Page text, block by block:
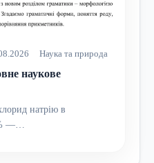
Наука та природа
наукове
натрію в
% —…